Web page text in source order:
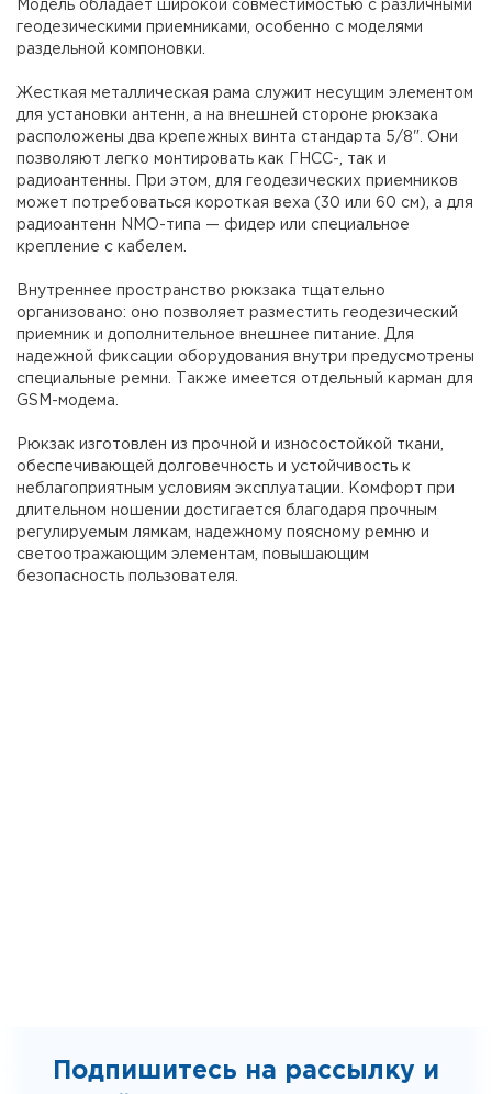
Модель обладает широкой совместимостью с различными
геодезическими приемниками, особенно с моделями
раздельной компоновки.
Жесткая металлическая рама служит несущим элементом
для установки антенн, а на внешней стороне рюкзака
расположены два крепежных винта стандарта 5/8". Они
позволяют легко монтировать как ГНСС-, так и
радиоантенны. При этом, для геодезических приемников
может потребоваться короткая веха (30 или 60 см), а для
радиоантенн NMO-типа — фидер или специальное
крепление с кабелем.
Внутреннее пространство рюкзака тщательно
организовано: оно позволяет разместить геодезический
приемник и дополнительное внешнее питание. Для
надежной фиксации оборудования внутри предусмотрены
специальные ремни. Также имеется отдельный карман для
GSM-модема.
Рюкзак изготовлен из прочной и износостойкой ткани,
обеспечивающей долговечность и устойчивость к
неблагоприятным условиям эксплуатации. Комфорт при
длительном ношении достигается благодаря прочным
регулируемым лямкам, надежному поясному ремню и
светоотражающим элементам, повышающим
безопасность пользователя.
Подпишитесь на рассылку и